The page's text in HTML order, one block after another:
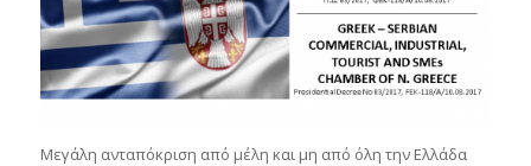
Μεγάλη ανταπόκριση από μέλη και μη από όλη την Ελλάδα